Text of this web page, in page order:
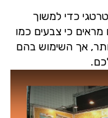
כדי למשוך
כי צבעים כמו
אך השימוש בהם